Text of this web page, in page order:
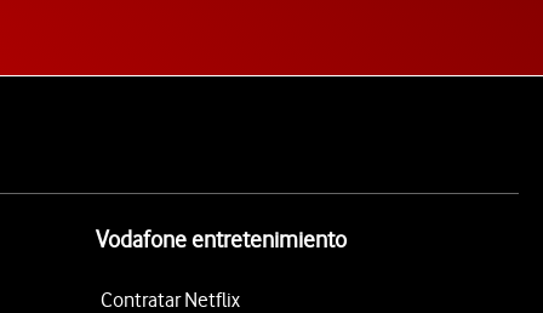
Vodafone entretenimiento
Contratar Netflix